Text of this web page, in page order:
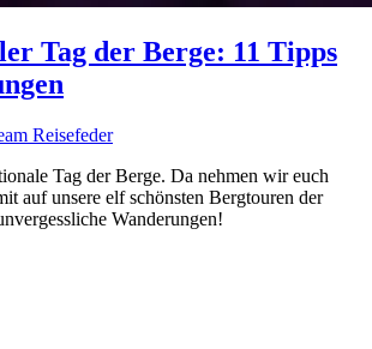
Tag der Berge: 11 Tipps
Reisefeder
Tag der Berge. Da nehmen wir euch
auf unsere elf schönsten Bergtouren der
Wanderungen!